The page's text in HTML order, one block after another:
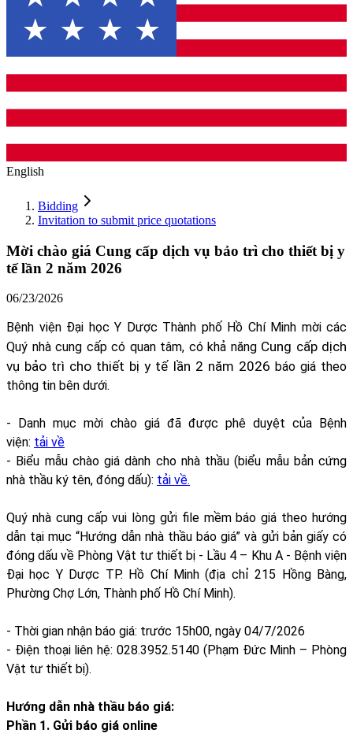
English
Bidding
Invitation to submit price quotations
Mời chào giá Cung cấp dịch vụ bảo trì cho thiết bị y
tế lần 2 năm 2026
06/23/2026
Bệnh viện Đại học Y Dược Thành phố Hồ Chí Minh mời các
Quý nhà cung cấp có quan tâm, có khả năngCung cấp dịch
vụ bảo trì cho thiết bị y tế lần 2 năm 2026 báo giá theo
thông tin bên dưới.
- Danh mục mời chào giá đã được phê duyệt của Bệnh
viện: tải về
- Biểu mẫu chào giá dành cho nhà thầu (biểu mẫu bản cứng
nhà thầu ký tên, đóng dấu): tải về.
Quý nhà cung cấp vui lòng gửi file mềm báo giá theo hướng
dẫn tại mục “Hướng dẫn nhà thầu báo giá” và gửi bản giấy có
đóng dấu về Phòng Vật tư thiết bị - Lầu 4 – Khu A - Bệnh viện
Đại học Y Dược TP. Hồ Chí Minh (địa chỉ 215 Hồng Bàng,
Phường Chợ Lớn, Thành phố Hồ Chí Minh).
- Thời gian nhận báo giá: trước 15h00, ngày 04/7/2026
- Điện thoại liên hệ: 028.3952.5140 (Phạm Đức Minh – Phòng
Vật tư thiết bị).
Hướng dẫn nhà thầu báo giá:
Phần 1. Gửi báo giá online